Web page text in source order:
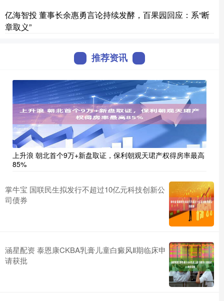
亿海智投 董事长余惠勇言论持续发酵，百果园回应：系“断
章取义”
推荐资讯
上升浪 朝北首个9万+新盘取证，保利朝观天珺产权得房率最高
85%
掌牛宝 国联民生拟发行不超过10亿元科技创新公
司债券
涵星配资 泰恩康CKBA乳膏儿童白癜风Ⅱ期临床申
请获批